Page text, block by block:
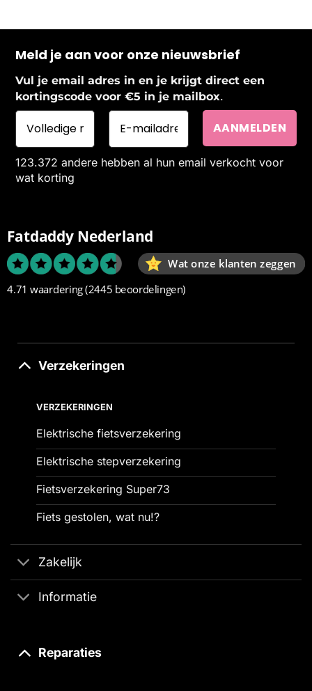
Meld je aan voor onze nieuwsbrief
Vul je email adres in en je krijgt direct een
kortingscode voor €5 in je mailbox.
123.372 andere hebben al hun email verkocht voor
wat korting
Fatdaddy Nederland
Wat onze klanten zeggen
4.71 waardering(2445 beoordelingen)
Verzekeringen
VERZEKERINGEN
Elektrische fietsverzekering
Elektrische stepverzekering
Fietsverzekering Super73
Fiets gestolen, wat nu!?
Zakelijk
Informatie
Reparaties